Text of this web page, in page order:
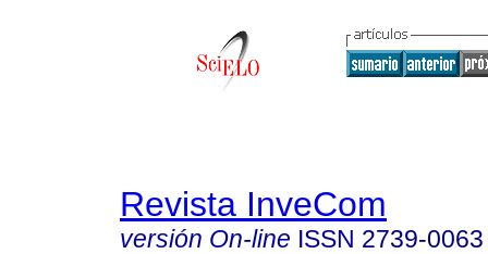
Revista InveCom
versión On-line ISSN 2739-0063